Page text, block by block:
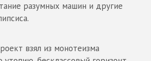
разумных машин и другие
взял из монотеизма